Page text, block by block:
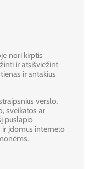
nori kirptis
ir atsišviežinti
ir antakius
verslo,
sveikatos ar
puslapio
įdomus interneto